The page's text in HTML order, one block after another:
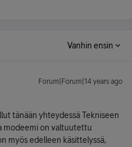
Vanhin ensin
Forum|Forum|14 years ago
tänään yhteydessä Tekniseen
modeemi on valtuutettu
myös edelleen käsittelyssä,